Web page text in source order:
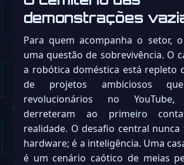
demonstrações
Para quem acompanha o setor,
uma questão de sobrevivência. O
a robótica doméstica está repleto
de projetos ambiciosos
revolucionários no
derreteram ao primeiro
realidade. O desafio central nunca
hardware; é a inteligência. Uma
é um cenário caótico de meias